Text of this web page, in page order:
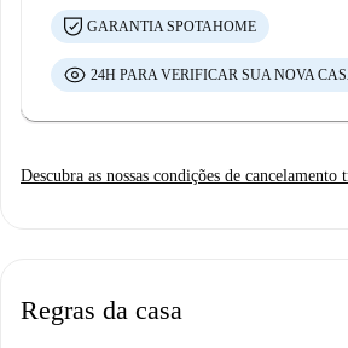
GARANTIA SPOTAHOME
24H PARA VERIFICAR SUA NOVA
Descubra as nossas condições de cancelamento
Regras da casa